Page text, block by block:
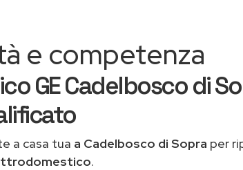
e competenza
GE Cadelbosco di
a casa tua a Cadelbosco di Sopra per
.